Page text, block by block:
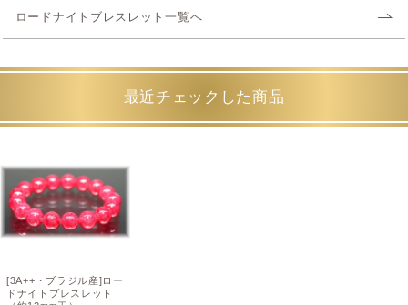
ロードナイトブレスレット一覧へ
最近チェックした商品
[3A++・ブラジル産]ロー
ドナイトブレスレット